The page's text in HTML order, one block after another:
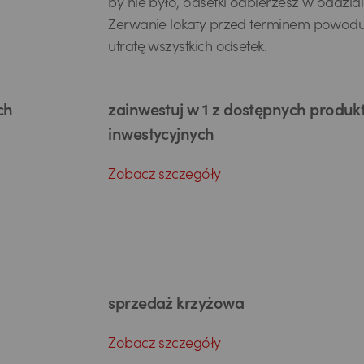
by nie było, odsetki odbierzesz w
Zerwanie lokaty przed terminem
utratę wszystkich odsetek.
zainwestuj w 1 z dostępnych
inwestycyjnych
Zobacz szczegóły
sprzedaż krzyżowa
Zobacz szczegóły